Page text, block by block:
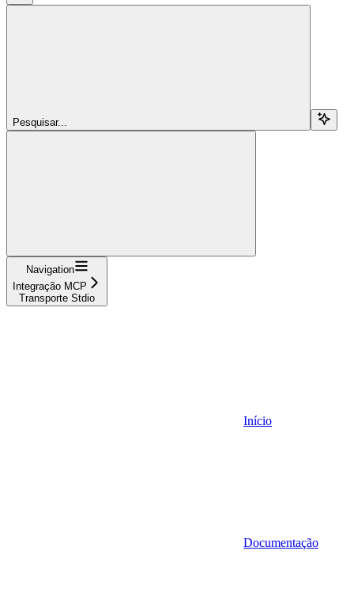
Pesquisar...
Navigation
Integração MCP
Transporte Stdio
Início
Documentação